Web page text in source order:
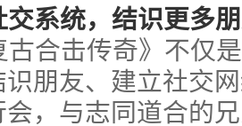
交系统，结识更多
古合击传奇》不仅
朋友、建立社交
，与志同道合的